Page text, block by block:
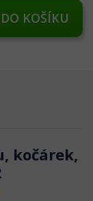
DO KOŠÍKU
kočárek,